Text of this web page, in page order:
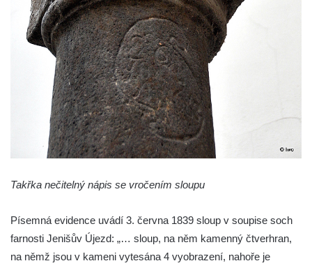
Sloup s kaplicí (boží muka) v Jablonném v
Podještědí – Markvarticích u Palmeho
dvora
Sloup Panny Marie v zámecké zahradě v
Teplicích
Sloup Nejsvětější Trojice se svatým
Františkem Xaverským v zámeckém parku v
Duchcově
Sloup svatého Vavřince u náměstí Jiřího z
Poděbrad v Duchcově
náměstí v Trutnově
Sloup Panny Marie na Dolním náměstí v
Olomouci
Takřka nečitelný nápis se vročením sloupu
Písemná evidence uvádí 3. června 1839 sloup v soupise soch
farnosti Jenišův Újezd: „… sloup, na něm kamenný čtverhran,
na němž jsou v kameni vytesána 4 vyobrazení, nahoře je